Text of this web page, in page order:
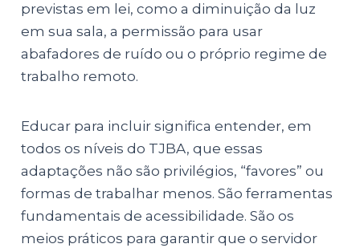
previstas em lei, como a diminuição da luz
em sua sala, a permissão para usar
abafadores de ruído ou o próprio regime de
trabalho remoto.
Educar para incluir significa entender, em
todos os níveis do TJBA, que essas
adaptações não são privilégios, “favores” ou
formas de trabalhar menos. São ferramentas
fundamentais de acessibilidade. São os
meios práticos para garantir que o servidor